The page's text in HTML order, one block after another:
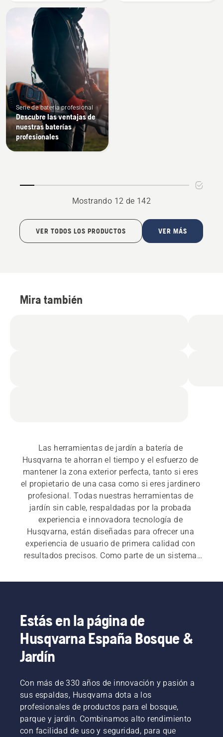
Serie de batería profesional
Descubre las ventajas de
nuestras baterías
profesionales
Mostrando 12 de 142
VER TODOS LOS PRODUCTOS VER MÁS
Mira también
Las herramientas de jardín a batería de
Husqvarna te ahorran el tiempo y el esfuerzo de
mantener la zona exterior perfecta, tanto si eres
el propietario de una casa como si eres jardinero
profesional. Todas nuestras herramientas de
jardín sin cable, respaldadas por la probada
experiencia e innovadora tecnología de
Husqvarna, están diseñadas para ofrecer una
experiencia de usuario de primera calidad con
resultados precisos. Como parte de un sistema
Estás en la página de
Husqvarna España Bosque &
Jardín
Con más de 330 años de innovación y pasión a
sus espaldas, Husqvarna dota a los
profesionales de productos para el bosque,
parque y jardín. Combinamos alto rendimiento
con facilidad de uso y seguridad, para que